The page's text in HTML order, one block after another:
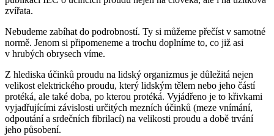
zvířata.
Nebudeme zabíhat do podrobností. Ty si můžeme přečíst v samotné
normě. Jenom si připomeneme a trochu doplníme to, co již asi
v hrubých obrysech víme.
Z hlediska účinků proudu na lidský organizmus je důležitá nejen
velikost elektrického proudu, který lidským tělem nebo jeho částí
protéká, ale také doba, po kterou protéká. Vyjádřeno je to křivkami
vyjadřujícími závislosti určitých mezních účinků (meze vnímání,
odpoutání a srdečních fibrilací) na velikosti proudu a době trvání
jeho působení.